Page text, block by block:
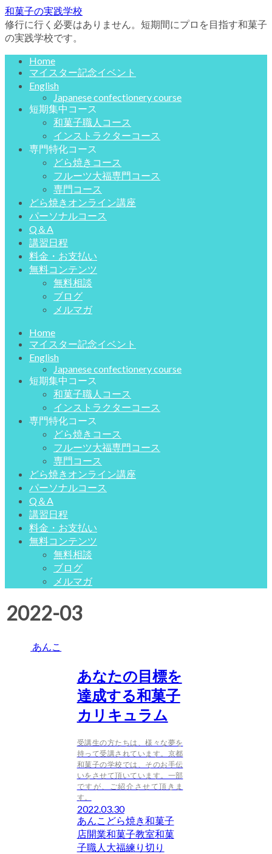
和菓子の実践学校
修行に行く必要はありません。短期間にプロを目指す和菓子
の実践学校です。
Home
マイスター記念イベント
English
Japanese confectionery course
短期集中コース
和菓子職人コース
インストラクターコース
専門特化コース
どら焼きコース
フルーツ大福専門コース
専門コース
どら焼きオンライン講座
パーソナルコース
Q＆A
講習日程
料金・お支払い
無料コンテンツ
無料相談
ブログ
メルマガ
Home
マイスター記念イベント
English
Japanese confectionery course
短期集中コース
和菓子職人コース
インストラクターコース
専門特化コース
どら焼きコース
フルーツ大福専門コース
専門コース
どら焼きオンライン講座
パーソナルコース
Q＆A
講習日程
料金・お支払い
無料コンテンツ
無料相談
ブログ
メルマガ
2022-03
あんこ
あなたの目標を
達成する和菓子
カリキュラム
受講生の方たちは、様々な夢を
持って受講されています。京都
和菓子の学校では、そのお手伝
いをさせて頂いています。一部
ですが、ご紹介させて頂きま
す。
2022.03.30
あんこ どら焼き和菓子
店開業和菓子教室和菓
子職人 大福練り切り